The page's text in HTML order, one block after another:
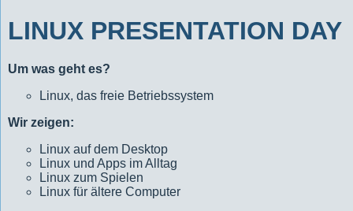
LINUX PRESENTATION DAY
Um was geht es?
Linux, das freie Betriebssystem
Wir zeigen:
Linux auf dem Desktop
Linux und Apps im Alltag
Linux zum Spielen
Linux für ältere Computer